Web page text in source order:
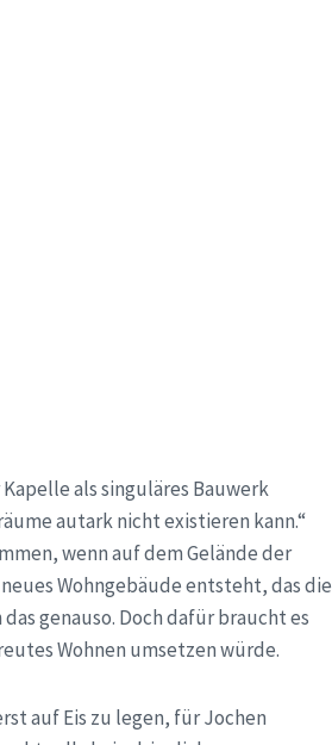
als singuläres Bauwerk
autark nicht existieren kann.“
wenn auf dem Gelände der
Wohngebäude entsteht, das die
genauso. Doch dafür braucht es
Wohnen umsetzen würde.
auf Eis zu legen, für Jochen